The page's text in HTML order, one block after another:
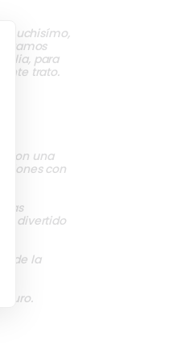
muchisímo,
para
trato.
con una
con
las
divertido
de la